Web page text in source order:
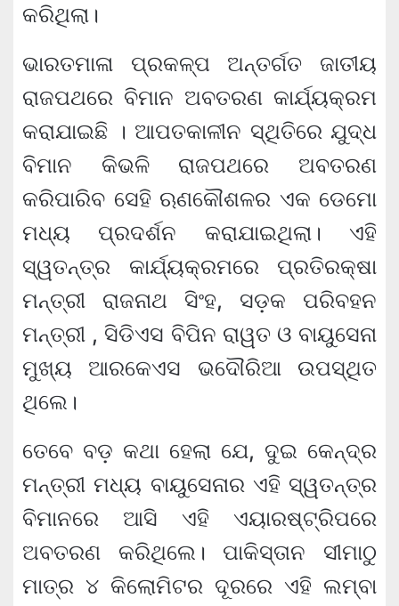
କରିଥିଲା।
ଭାରତମାଳା ପ୍ରକଳ୍ପ ଅନ୍ତର୍ଗତ ଜାତୀୟ
ରାଜପଥରେ ବିମାନ ଅବତରଣ କାର୍ଯ୍ୟକ୍ରମ
କରାଯାଇଛି । ଆପତକାଳୀନ ସ୍ଥିତିରେ ଯୁଦ୍ଧ
ବିମାନ କିଭଳି ରାଜପଥରେ ଅବତରଣ
କରିପାରିବ ସେହି ଋଣକୌଶଳର ଏକ ଡେମୋ
ମଧ୍ୟ ପ୍ରଦର୍ଶନ କରାଯାଇଥିଲା। ଏହି
ସ୍ୱତନ୍ତ୍ର କାର୍ଯ୍ୟକ୍ରମରେ ପ୍ରତିରକ୍ଷା
ମନ୍ତ୍ରୀ ରାଜନାଥ ସିଂହ, ସଡ଼କ ପରିବହନ
ମନ୍ତ୍ରୀ , ସିଡିଏସ ବିପିନ ରାୱତ ଓ ବାୟୁସେନା
ମୁଖ୍ୟ ଆରକେଏସ ଭଦୌରିଆ ଉପସ୍ଥିତ
ଥିଲେ।
ତେବେ ବଡ଼ କଥା ହେଲା ଯେ, ଦୁଇ କେନ୍ଦ୍ର
ମନ୍ତ୍ରୀ ମଧ୍ୟ ବାୟୁସେନାର ଏହି ସ୍ୱତନ୍ତ୍ର
ବିମାନରେ ଆସି ଏହି ଏୟାରଷ୍ଟ୍ରିପରେ
ଅବତରଣ କରିଥିଲେ। ପାକିସ୍ତାନ ସୀମାଠୁ
ମାତ୍ର ୪ କିଲୋମିଟର ଦୂରରେ ଏହି ଲମ୍ବା